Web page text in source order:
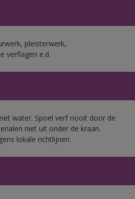
pleisterwerk,
verflagen e.d.
water. Spoel verf nooit door de
niet uit onder de kraan.
lokale richtlijnen.